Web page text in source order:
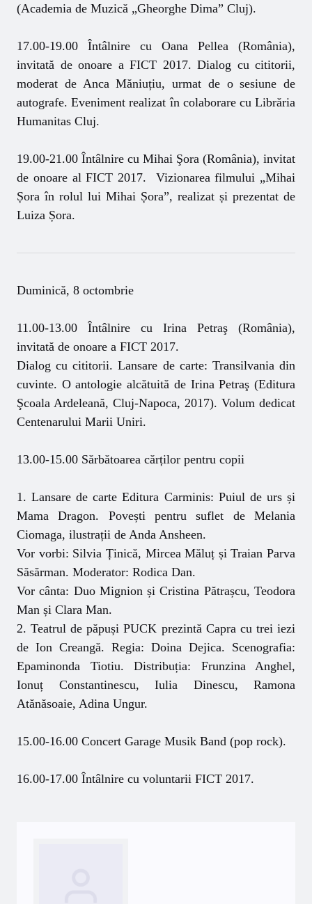
(Academia de Muzică „Gheorghe Dima” Cluj).
17.00-19.00 Întâlnire cu Oana Pellea (România),
invitată de onoare a FICT 2017. Dialog cu cititorii,
moderat de Anca Măniuțiu, urmat de o sesiune de
autografe. Eveniment realizat în colaborare cu Librăria
Humanitas Cluj.
19.00-21.00 Întâlnire cu Mihai Şora (România), invitat
de onoare al FICT 2017. Vizionarea filmului „Mihai
Șora în rolul lui Mihai Șora”, realizat și prezentat de
Luiza Șora.
Duminică, 8 octombrie
11.00-13.00 Întâlnire cu Irina Petraş (România),
invitată de onoare a FICT 2017.
Dialog cu cititorii. Lansare de carte: Transilvania din
cuvinte. O antologie alcătuită de Irina Petraş (Editura
Şcoala Ardeleană, Cluj-Napoca, 2017). Volum dedicat
Centenarului Marii Uniri.
13.00-15.00 Sărbătoarea cărților pentru copii
1. Lansare de carte Editura Carminis: Puiul de urs și
Mama Dragon. Povești pentru suflet de Melania
Ciomaga, ilustrații de Anda Ansheen.
Vor vorbi: Silvia Ținică, Mircea Măluț și Traian Parva
Săsărman. Moderator: Rodica Dan.
Vor cânta: Duo Mignion și Cristina Pătrașcu, Teodora
Man și Clara Man.
2. Teatrul de păpuși PUCK prezintă Capra cu trei iezi
de Ion Creangă. Regia: Doina Dejica. Scenografia:
Epaminonda Tiotiu. Distribuția: Frunzina Anghel,
Ionuț Constantinescu, Iulia Dinescu, Ramona
Atănăsoaie, Adina Ungur.
15.00-16.00 Concert Garage Musik Band (pop rock).
16.00-17.00 Întâlnire cu voluntarii FICT 2017.